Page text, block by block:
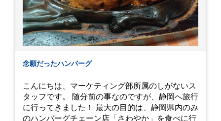
念願だったハンバーグ
こんにちは、マーケティング部所属のしがないス
タッフです。 随分前の事なのですが、静岡へ旅行
に行ってきました！ 最大の目的は、静岡県内のみ
のハンバーグチェーン店「さわやか」を食べに行